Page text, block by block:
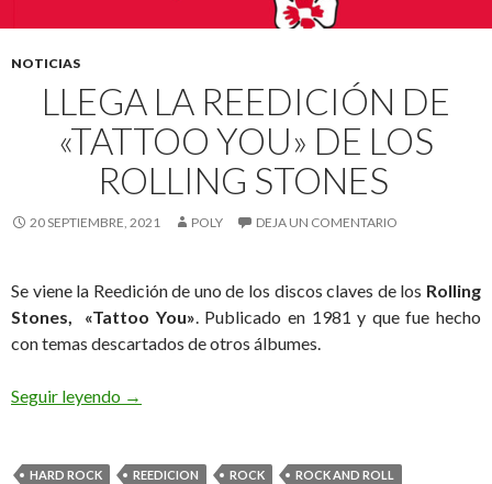
NOTICIAS
LLEGA LA REEDICIÓN DE
«TATTOO YOU» DE LOS
ROLLING STONES
20 SEPTIEMBRE, 2021 POLY DEJA UN COMENTARIO
Se viene la Reedición de uno de los discos claves de los Rolling
Stones,
«Tattoo You». Publicado en 1981 y que fue hecho
con temas descartados de otros álbumes.
Seguir leyendo Llega la Reedición de «Tattoo You» de los
→
HARD ROCK REEDICION ROCK
ROCK AND ROLL